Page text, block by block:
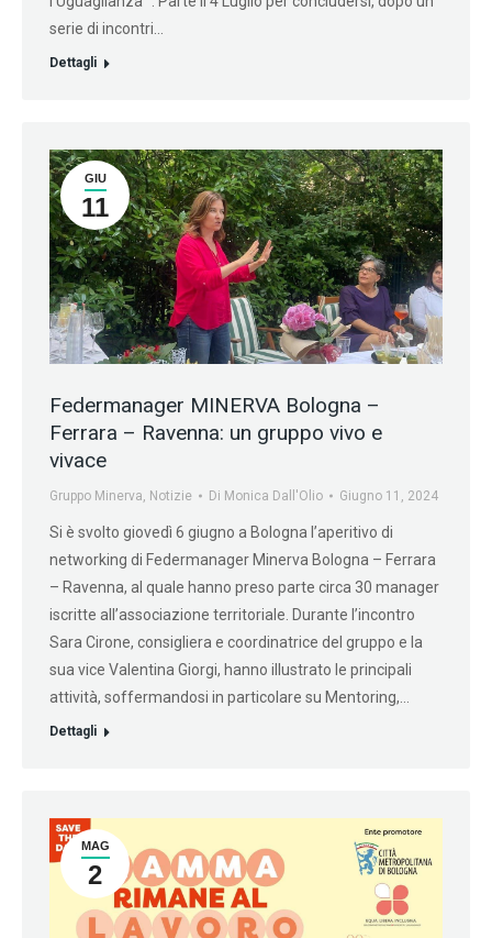
serie di incontri…
Dettagli
GIU
11
Federmanager MINERVA Bologna –
Ferrara – Ravenna: un gruppo vivo e
vivace
Gruppo Minerva, Notizie Di Monica Dall'Olio Giugno 11, 2024
Si è svolto giovedì 6 giugno a Bologna l’aperitivo di
networking di Federmanager Minerva Bologna – Ferrara
– Ravenna, al quale hanno preso parte circa 30 manager
iscritte all’associazione territoriale. Durante l’incontro
Sara Cirone, consigliera e coordinatrice del gruppo e la
sua vice Valentina Giorgi, hanno illustrato le principali
attività, soffermandosi in particolare su Mentoring,…
Dettagli
MAG
2